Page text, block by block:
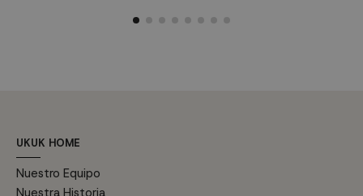
en las zonas de paso con este
UKUK HOME
Nuestro Equipo
Nuestra Historia